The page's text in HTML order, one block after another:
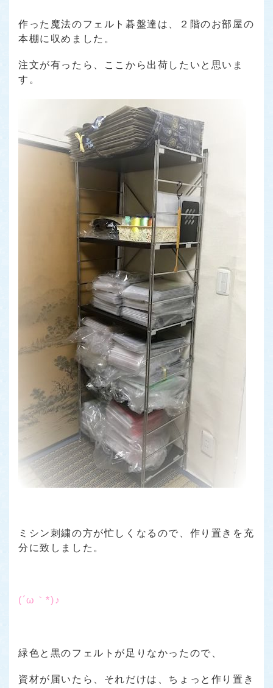
作った魔法のフェルト碁盤達は、２階のお部屋の
本棚に収めました。
注文が有ったら、ここから出荷したいと思いま
す。
ミシン刺繍の方が忙しくなるので、作り置きを充
分に致しました。
(´ω｀*)♪
緑色と黒のフェルトが足りなかったので、
資材が届いたら、それだけは、ちょっと作り置き